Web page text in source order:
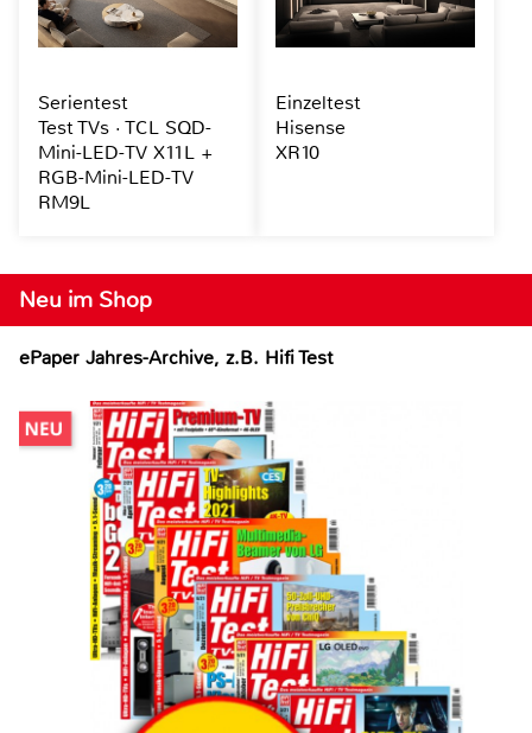
Neu im Shop
ePaper Jahres-Archive, z.B. Hifi Test
Serientest
Test TVs · TCL SQD-
Mini-LED-TV X11L +
RGB-Mini-LED-TV
RM9L
Einzeltest
Hisense
XR10